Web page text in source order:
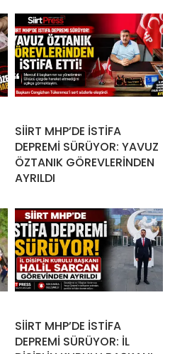
SİİRT MHP’DE İSTİFA
DEPREMİ SÜRÜYOR: YAVUZ
ÖZTANIK GÖREVLERİNDEN
AYRILDI
SİİRT MHP’DE İSTİFA
DEPREMİ SÜRÜYOR: İL